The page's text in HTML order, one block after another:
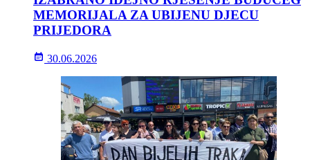
MEMORIJALA ZA UBIJENU DJECU
PRIJEDORA
30.06.2026